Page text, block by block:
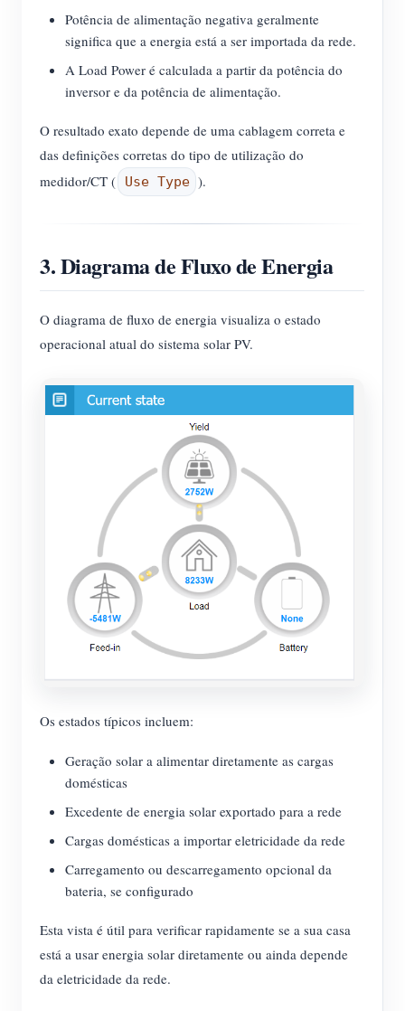
Potência de alimentação negativa geralmente
significa que a energia está a ser importada da rede.
A Load Power é calculada a partir da potência do
inversor e da potência de alimentação.
O resultado exato depende de uma cablagem correta e
das definições corretas do tipo de utilização do
medidor/CT (
Use Type ).
3. Diagrama de Fluxo de Energia
O diagrama de fluxo de energia visualiza o estado
operacional atual do sistema solar PV.
Os estados típicos incluem:
Geração solar a alimentar diretamente as cargas
domésticas
Excedente de energia solar exportado para a rede
Cargas domésticas a importar eletricidade da rede
Carregamento ou descarregamento opcional da
bateria, se configurado
Esta vista é útil para verificar rapidamente se a sua casa
está a usar energia solar diretamente ou ainda depende
da eletricidade da rede.